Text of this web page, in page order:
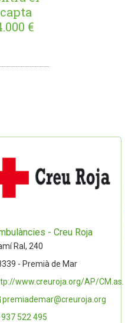
€
- Creu Roja
Ral, 240
- Premià de Mar
www.creuroja.org/AP/CM.as...
premiademar@creuroja.org
522 495